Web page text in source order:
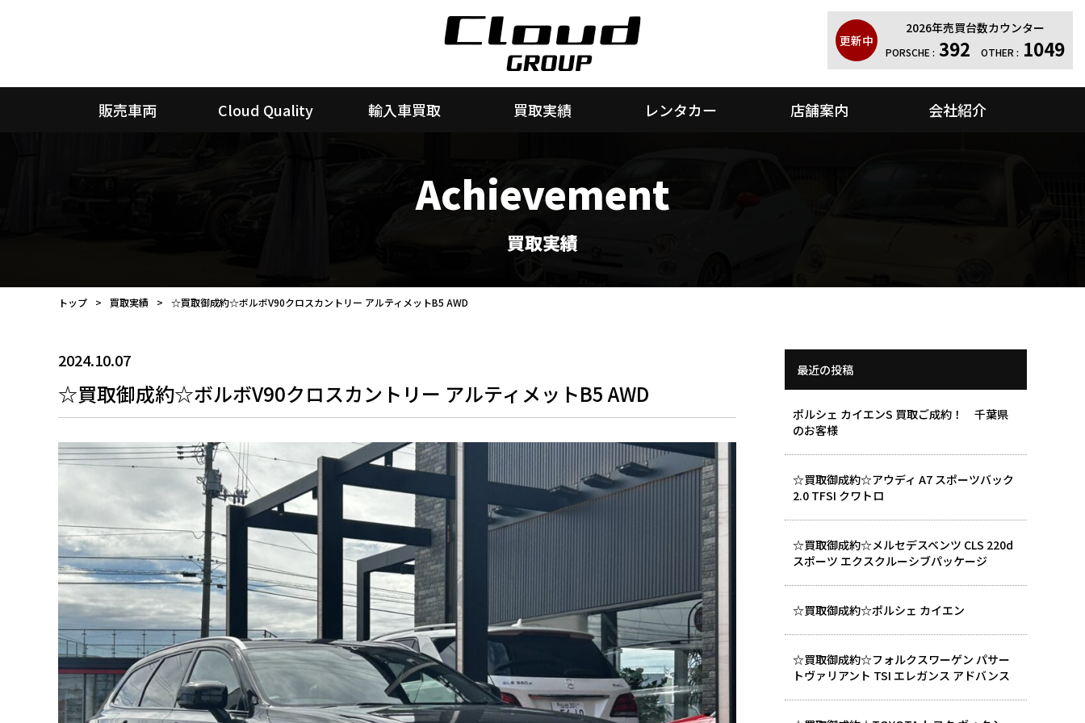
更新中
2026年売買台数カウンター
PORSCHE : 392 OTHER : 1049
販売車両 Cloud Quality 輸入車買取 買取実績 レンタカー 店舗案内 会社紹介
Achievement
買取実績
トップ 買取実績 ☆買取御成約☆ボルボV90クロスカントリー アルティメットB5 AWD
2024.10.07
☆買取御成約☆ボルボV90クロスカントリー アルティメットB5 AWD
最近の投稿
ポルシェ カイエンS 買取ご成約！ 千葉県
のお客様
☆買取御成約☆アウディ A7 スポーツバック
2.0 TFSI クワトロ
☆買取御成約☆メルセデスベンツ CLS 220d
スポーツ エクスクルーシブパッケージ
☆買取御成約☆ポルシェ カイエン
☆買取御成約☆フォルクスワーゲン パサー
トヴァリアント TSI エレガンス アドバンス